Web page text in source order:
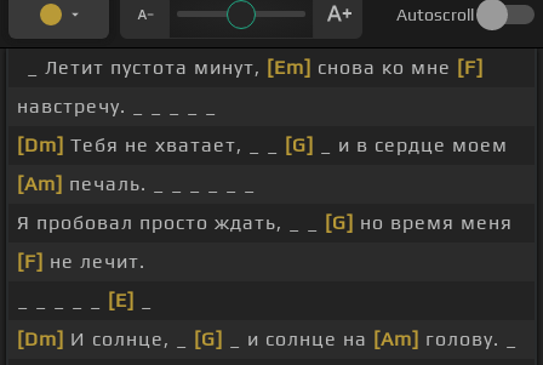
Autoscroll
_ Летит пустота минут, [Em] снова ко мне [F]
навстречу. _ _ _ _ _
[Dm] Тебя не хватает, _ _ [G]
_ и в сердце моем
[Am] печаль. _ _ _ _ _ _
Я пробовал просто ждать, _ _
[G] но время меня
[F] не лечит.
[E]
[Dm] И солнце, _ [G] _ и солнце на [Am] голову. _